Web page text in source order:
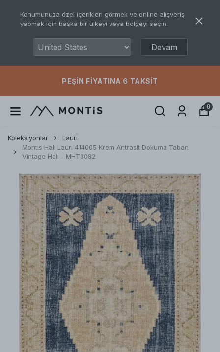
Konumunuza özel içerikleri görmek ve online alışveriş
yapmak için başka bir ülkeyi veya bölgeyi seçin.
Devam
PEŞIN FIYATINA 6 TAKSIT
0
Koleksiyonlar
Lauri
Montis Halı Lauri 414005 Krem Antrasit Dokuma Taban
Vintage Halı - MHT3082